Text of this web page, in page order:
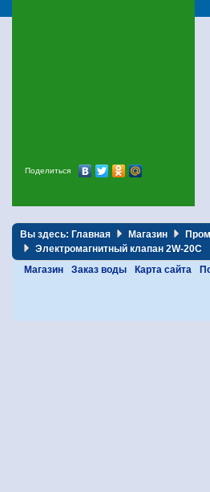
Поделиться
Вы здесь: Главная Магазин
Электромагнитный клапан 2W-20C
Магазин
Заказ воды Карта сайта